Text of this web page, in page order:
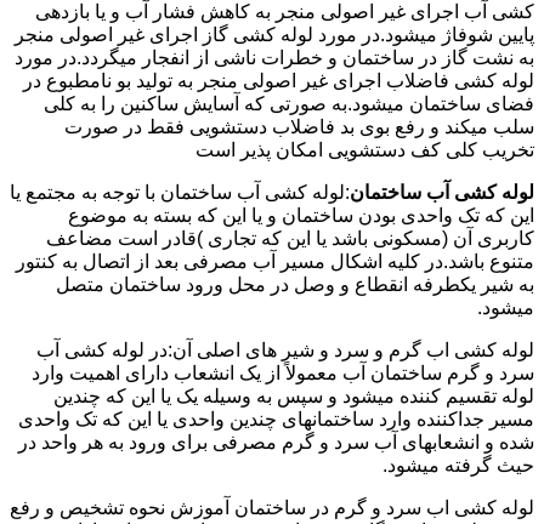
کشی آب اجرای غیر اصولی منجر به کاهش فشار آب و یا بازدهی
پایین شوفاژ میشود.در مورد لوله کشی گاز اجرای غیر اصولی منجر
به نشت گاز در ساختمان و خطرات ناشی از انفجار میگردد.در مورد
لوله کشی فاضلاب اجرای غیر اصولی منجر به تولید بو نامطبوع در
فضای ساختمان میشود.به صورتی که آسایش ساکنین را به کلی
سلب میکند و رفع بوی بد فاضلاب دستشویی فقط در صورت
تخریب کلی کف دستشویی امکان پذیر است
لوله کشی آب ساختمان:لوله کشی آب ساختمان با توجه به مجتمع یا
این که تک واحدی بودن ساختمان و یا این که بسته به موضوع
کاربری آن (مسکونی باشد یا این که تجاری )قادر است مضاعف
متنوع باشد.در کلیه اشکال مسیر آب مصرفی بعد از اتصال به کنتور
به شیر یکطرفه انقطاع و وصل در محل ورود ساختمان متصل
میشود.
لوله کشی اب گرم و سرد و شیر های اصلی آن:در لوله کشی آب
سرد و گرم ساختمان آب معمولاً از یک انشعاب دارای اهمیت وارد
لوله تقسیم کننده میشود و سپس به وسیله یک یا این که چندین
مسیر جداکننده وارد ساختمانهای چندین واحدی یا این که تک واحدی
شده و انشعابهای آب سرد و گرم مصرفی برای ورود به هر واحد در
حیث گرفته میشود.
لوله کشی اب سرد و گرم در ساختمان آموزش نحوه تشخیص و رفع